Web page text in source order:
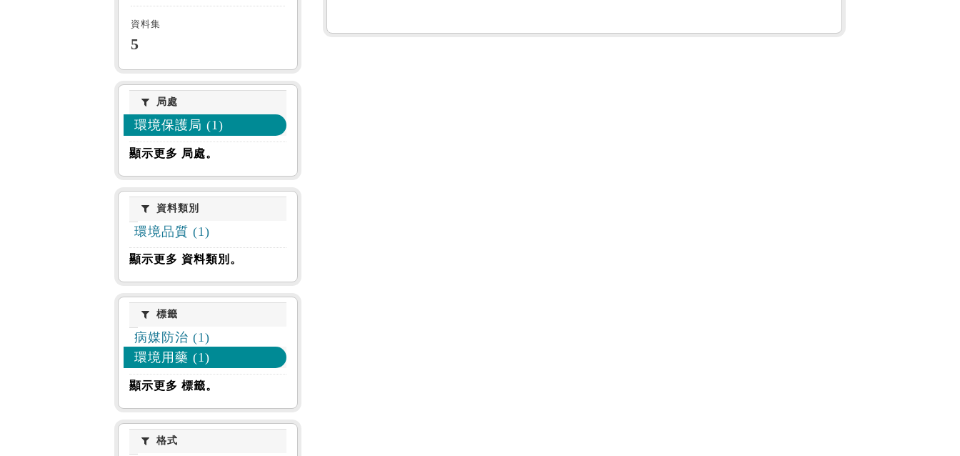
資料集
5
局處局處
環境保護局 (1)
顯示更多 局處。
資料類別
資料類別
環境品質 (1)
顯示更多 資料類別。
標籤標籤
病媒防治 (1)
環境用藥 (1)
顯示更多 標籤。
格式格式